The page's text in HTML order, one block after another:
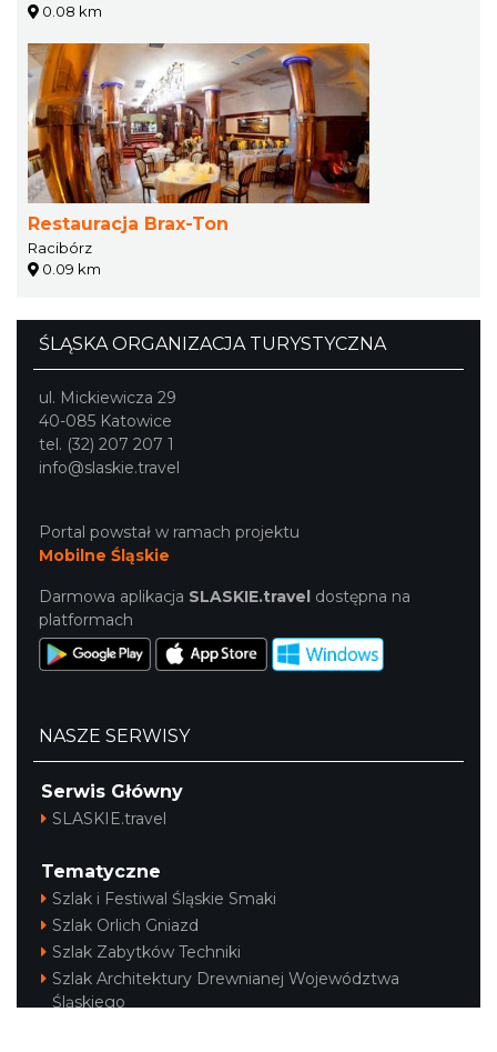
0.08 km
Restauracja Brax-Ton
Racibórz
0.09 km
ŚLĄSKA ORGANIZACJA TURYSTYCZNA
ul. Mickiewicza 29
40-085 Katowice
tel. (32) 207 207 1
info@slaskie.travel
Portal powstał w ramach projektu
Mobilne Śląskie
Darmowa aplikacja SLASKIE.travel dostępna na
platformach
NASZE SERWISY
Serwis Główny
SLASKIE.travel
Tematyczne
Szlak i Festiwal Śląskie Smaki
Szlak Orlich Gniazd
Szlak Zabytków Techniki
Szlak Architektury Drewnianej Województwa
Śląskiego